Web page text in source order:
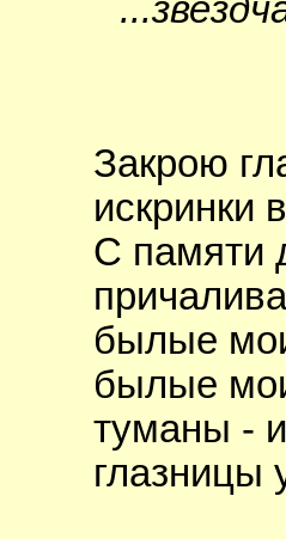
Закрою
искринки
С памяти
былые
былые
туманы -
глазницы